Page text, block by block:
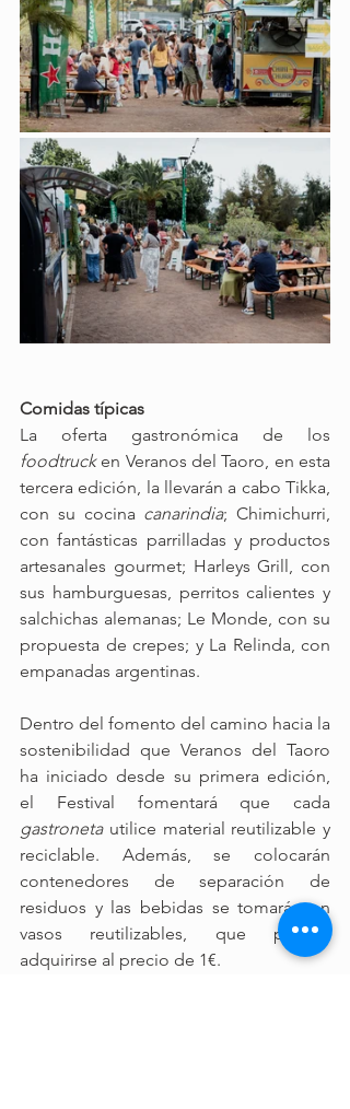
Comidas típicas
foodtruck en Veranos del Taoro, en esta
tercera edición, la llevarán a cabo Tikka,
con su cocina canarindia; Chimichurri,
con fantásticas parrilladas y productos
artesanales gourmet; Harleys Grill, con
sus hamburguesas, perritos calientes y
salchichas alemanas; Le Monde, con su
propuesta de crepes; y La Relinda, con
empanadas argentinas.
Dentro del fomento del camino hacia la
sostenibilidad que Veranos del Taoro
ha iniciado desde su primera edición,
gastroneta utilice material reutilizable y
reciclable. Además, se colocarán
contenedores de separación de
residuos y las bebidas se tomarán en
vasos reutilizables, que podrán
adquirirse al precio de 1€.